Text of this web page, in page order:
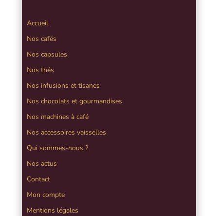
Accueil
Nos cafés
Nos capsules
Nos thés
Nos infusions et tisanes
Nos chocolats et gourmandises
Nos machines à café
Nos accessoires vaisselles
Qui sommes-nous ?
Nos actus
Contact
Mon compte
Mentions légales